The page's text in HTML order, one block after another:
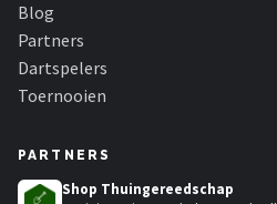
Blog
Partners
Dartspelers
Toernooien
PARTNERS
Shop Thuingereedschap